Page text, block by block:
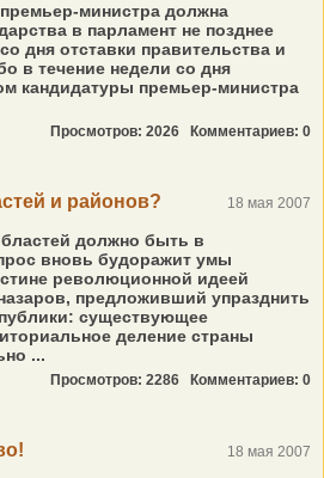
министра должна
в парламент не позднее
дня отставки правительства и
в течение недели со дня
кандидатуры премьер-министра
Просмотров: 2026 Комментариев: 0
и районов? 18 мая 2007
должно быть в
вновь будоражит умы
революционной идеей
предложивший упразднить
существующее
деление страны
...
Просмотров: 2286 Комментариев: 0
18 мая 2007